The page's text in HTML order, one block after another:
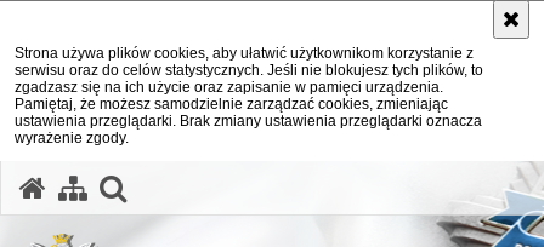
Strona używa plików cookies, aby ułatwić użytkownikom korzystanie z
serwisu oraz do celów statystycznych. Jeśli nie blokujesz tych plików, to
zgadzasz się na ich użycie oraz zapisanie w pamięci urządzenia.
Pamiętaj, że możesz samodzielnie zarządzać cookies, zmieniając
ustawienia przeglądarki. Brak zmiany ustawienia przeglądarki oznacza
wyrażenie zgody.